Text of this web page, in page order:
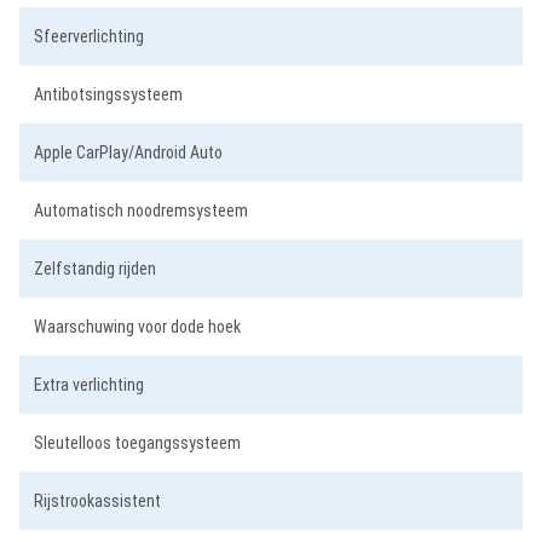
Sfeerverlichting
Antibotsingssysteem
Apple CarPlay/Android Auto
Automatisch noodremsysteem
Zelfstandig rijden
Waarschuwing voor dode hoek
Extra verlichting
Sleutelloos toegangssysteem
Rijstrookassistent